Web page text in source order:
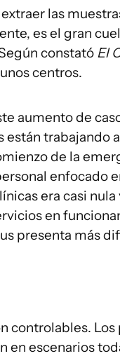
las
es el gran
constató El
centros.
aumento de
trabajando
de la
enfocado
era casi nula
en
presenta más
controlables.
en escenarios